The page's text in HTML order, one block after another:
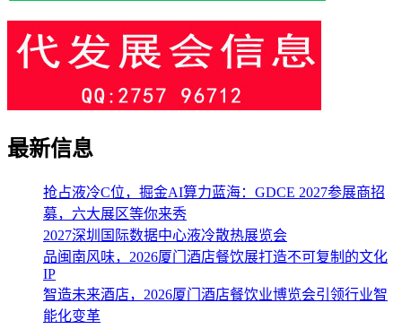
最新信息
抢占液冷C位，掘金AI算力蓝海：GDCE 2027参展商招
募，六大展区等你来秀
2027深圳国际数据中心液冷散热展览会
品闽南风味，2026厦门酒店餐饮展打造不可复制的文化
IP
智造未来酒店，2026厦门酒店餐饮业博览会引领行业智
能化变革